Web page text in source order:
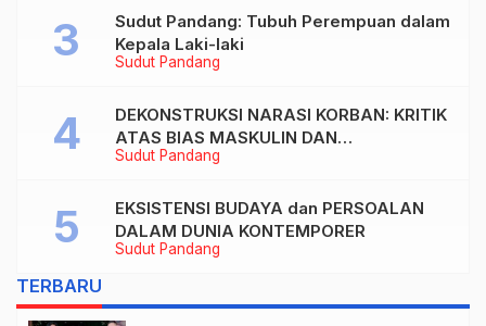
Sudut Pandang
Sudut Pandang: Tubuh Perempuan dalam
Kepala Laki-laki
Sudut Pandang
DEKONSTRUKSI NARASI KORBAN: KRITIK
ATAS BIAS MASKULIN DAN
OBJEKTIVIKASI PEREMPUAN DALAM
TUNTUTAN BELIS” KARYA AGUSTINUS
S. SASMITA
Sudut Pandang
EKSISTENSI BUDAYA dan PERSOALAN
DALAM DUNIA KONTEMPORER
TERBARU